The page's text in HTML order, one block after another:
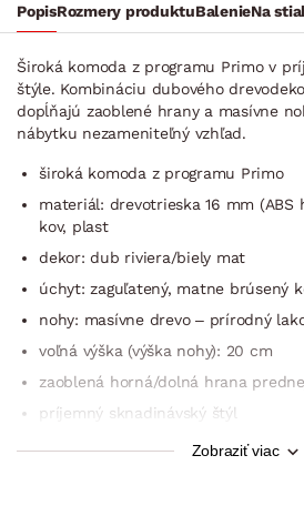
PopisRozmery produktuBalenieNa
Široká komoda z programu Primo v
štýle. Kombináciu dubového
dopĺňajú zaoblené hrany a masívne
nábytku nezameniteľný vzhľad.
široká komoda z programu Primo
materiál: drevotrieska 16 mm (ABS
kov, plast
dekor: dub riviera/biely mat
úchyt: zaguľatený, matne brúsený
nohy: masívne drevo – prírodný
voľná výška (výška nohy): 20 cm
zaoblená horná/dolná hrana
príjemný sknadinávský štýl
1× ľavé dvere (úložný priestor, 1×
Zobraziť viac